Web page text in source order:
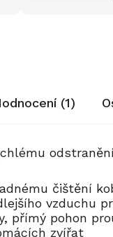
(1)
čištění
vzduchu
přímý pohon
zvířat